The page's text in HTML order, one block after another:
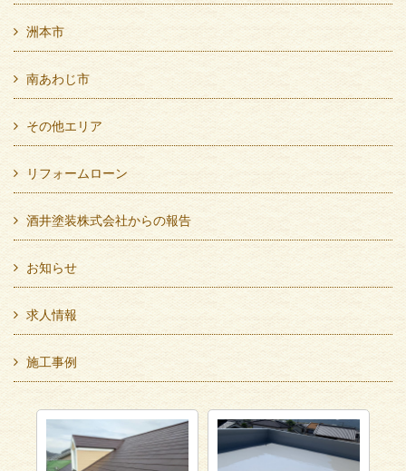
洲本市
南あわじ市
その他エリア
リフォームローン
酒井塗装株式会社からの報告
お知らせ
求人情報
施工事例